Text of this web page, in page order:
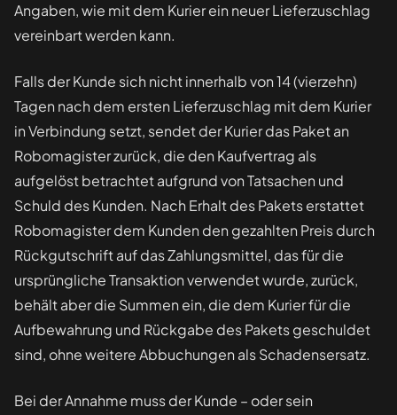
Angaben, wie mit dem Kurier ein neuer Lieferzuschlag
vereinbart werden kann.
Falls der Kunde sich nicht innerhalb von 14 (vierzehn)
Tagen nach dem ersten Lieferzuschlag mit dem Kurier
in Verbindung setzt, sendet der Kurier das Paket an
Robomagister zurück, die den Kaufvertrag als
aufgelöst betrachtet aufgrund von Tatsachen und
Schuld des Kunden. Nach Erhalt des Pakets erstattet
Robomagister dem Kunden den gezahlten Preis durch
Rückgutschrift auf das Zahlungsmittel, das für die
ursprüngliche Transaktion verwendet wurde, zurück,
behält aber die Summen ein, die dem Kurier für die
Aufbewahrung und Rückgabe des Pakets geschuldet
sind, ohne weitere Abbuchungen als Schadensersatz.
Bei der Annahme muss der Kunde – oder sein